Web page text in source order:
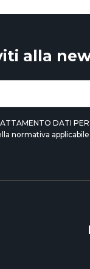
alla
DATI
normativa